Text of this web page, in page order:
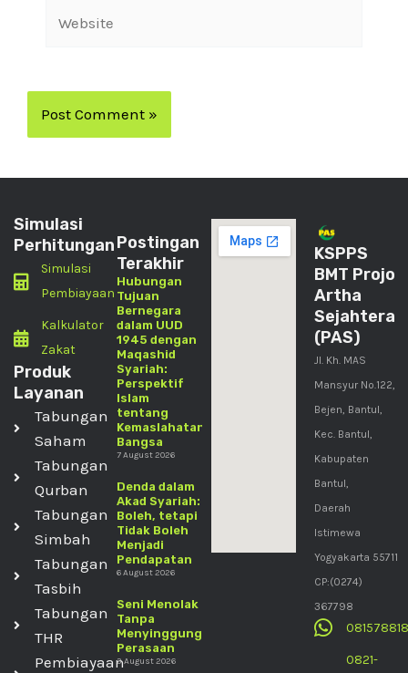
Simulasi
Perhitungan
Simulasi
Pembiayaan
Kalkulator
Zakat
Produk
Layanan
Tabungan
Saham
Tabungan
Qurban
Tabungan
Simbah
Tabungan
Tasbih
Tabungan
THR
Pembiayaan
Postingan
Terakhir
Hubungan
Tujuan
Bernegara
dalam UUD
1945 dengan
Maqashid
Syariah:
Perspektif
Islam
tentang
Kemaslahatan
Bangsa
7 August 2026
Denda dalam
Akad Syariah:
Boleh, tetapi
Tidak Boleh
Menjadi
Pendapatan
6 August 2026
Seni Menolak
Tanpa
Menyinggung
Perasaan
3 August 2026
KSPPS
BMT Projo
Artha
Sejahtera
(PAS)
Jl. Kh. MAS
Mansyur No.122,
Bejen, Bantul,
Kec. Bantul,
Kabupaten
Bantul,
Daerah
Istimewa
Yogyakarta 55711
CP:(0274)
367798
0821-